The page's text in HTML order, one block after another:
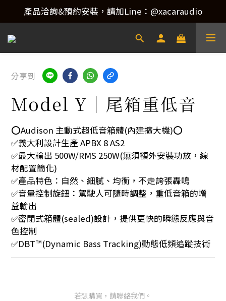
產品洽詢&預約安裝，請加Line：@xacaraudio
產品洽詢&預約安裝，請加Line：@xacaraudio
歡迎來電洽詢 02-22773788！
產品洽詢&預約安裝，請加Line：@xacaraudio
分享到
Model Y｜尾箱重低音
⭕️Audison 主動式超低音箱體(內建擴大機)⭕️
✅義大利設計生產 APBX 8 AS2
✅最大輸出 500W/RMS 250W(無須額外安裝功放，線
材配置簡化)
✅產品特色：自然、細膩、均衡，不走誇張轟鳴
✅音量控制旋鈕：駕駛人可隨時調整，重低音箱的增
益輸出
✅密閉式箱體(sealed)設計，提供更快的瞬態反應與音
色控制
✅DBT™(Dynamic Bass Tracking)動態低頻追蹤技術
若想購買，請聯絡我們。